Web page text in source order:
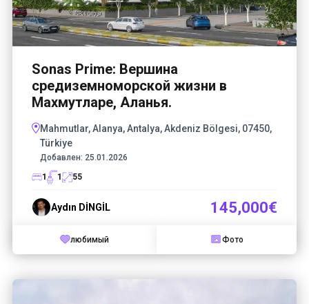
Sonas Prime: Вершина
средиземноморской жизни в
Махмутларе, Аланья.
Mahmutlar, Alanya, Antalya, Akdeniz Bölgesi, 07450,
Türkiye
Добавлен: 25.01.2026
1
1 55
Aydın DİNGİL 145,000€
любимый Фото